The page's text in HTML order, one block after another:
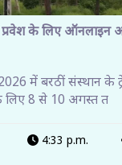
के लिए
में बरठीं संस्थान के
8 से 10 अगस्त त
4:33 p.m.